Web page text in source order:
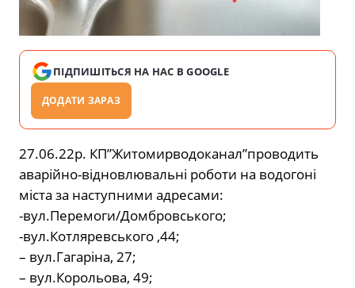
ПІДПИШІТЬСЯ НА НАС В GOOGLE
ДОДАТИ ЗАРАЗ
27.06.22р. КП”Житомирводоканал”проводить
аварійно-відновлювальні роботи на водогоні
міста за наступними адресами:
-вул.Перемоги/Домбровського;
-вул.Котляревського ,44;
– вул.Гагаріна, 27;
– вул.Корольова, 49;